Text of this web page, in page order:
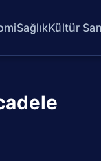
SağlıkKültür